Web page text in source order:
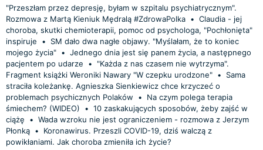
"Przeszłam przez depresję, byłam w szpitalu psychiatrycznym".
Rozmowa z Martą Kieniuk Mędralą #ZdrowaPolka • Claudia - jej
choroba, skutki chemioterapii, pomoc od psychologa, "Pochłonięta"
inspiruje
•
SM dało dwa nagłe objawy. "Myślałam, że to koniec
mojego życia" • Jednego dnia jest się panem życia, a następnego
pacjentem po udarze
•
"Każda z nas czasem nie wytrzyma".
Fragment książki Weroniki Nawary "W czepku urodzone" •
Sama
straciła koleżankę. Agnieszka Sienkiewicz chce krzyczeć o
problemach psychicznych Polaków
•
Na czym polega terapia
śmiechem? (WIDEO)
• 10 zaskakujących sposobów, żeby zajść w
ciążę
• Wada wzroku nie jest ograniczeniem - rozmowa z Jerzym
Płonką •
Koronawirus. Przeszli COVID-19, dziś walczą z
powikłaniami. Jak choroba zmieniła ich życie?